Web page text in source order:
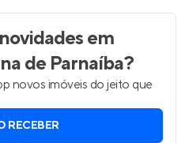
em
de Parnaíba?
novos imóveis do jeito que
RECEBER